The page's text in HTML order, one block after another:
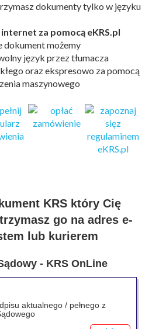
dokumenty tylko w języku
za pomocą eKRS.pl
dokument możemy
język przez tłumacza
oraz ekspresowo za pomocą
maszynowego
KRS który Cię
go na adres e-
lub kurierem
- KRS OnLine
aktualnego / pełnego z